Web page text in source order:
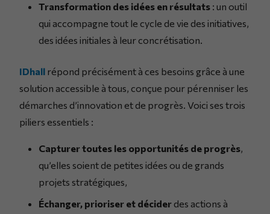
Transformation des idées en résultats : un outil
qui accompagne tout le cycle de vie des initiatives,
des idées initiales à leur concrétisation.
IDhall répond précisément à ces besoins grâce à une
solution accessible à tous, conçue pour pérenniser les
démarches d’innovation et de progrès. Voici ses trois
piliers essentiels :
Capturer toutes les opportunités de progrès,
qu’elles soient de petites idées ou de grands
projets stratégiques,
Échanger, prioriser et décider des actions à